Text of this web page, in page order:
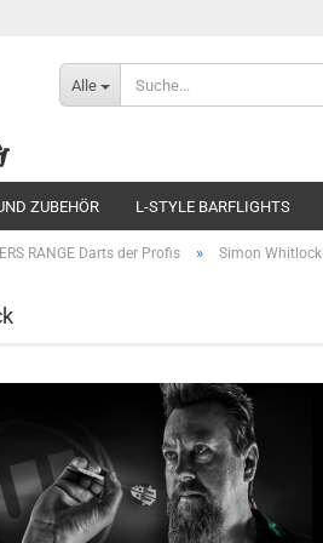
Alle
ZUBEHÖR L-STYLE BARFLIGHTS
RANGE Darts der Profis » Simon Whitlock